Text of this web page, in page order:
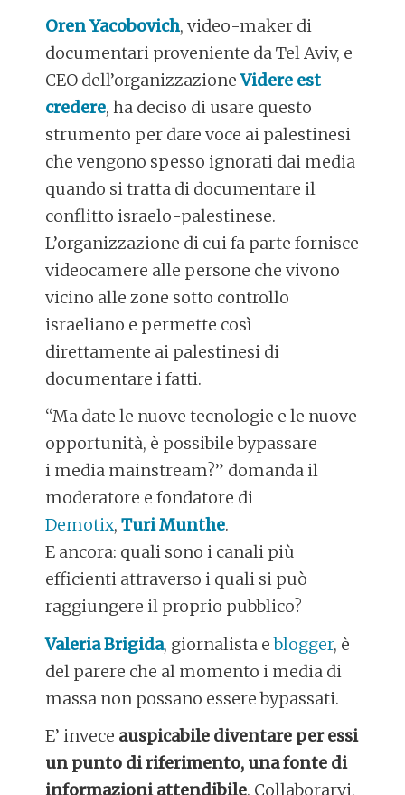
Oren Yacobovich, video-maker di
documentari proveniente da Tel Aviv, e
CEO dell’organizzazioneVidere est
credere, ha deciso di usare questo
strumento per dare voce ai palestinesi
che vengono spesso ignorati dai media
quando si tratta di documentare il
conflitto israelo-palestinese.
L’organizzazione di cui fa parte fornisce
videocamere alle persone che vivono
vicino alle zone sotto controllo
israeliano e permette così
direttamente ai palestinesi di
documentare i fatti.
“Ma date le nuove tecnologie e le nuove
opportunità, è possibile bypassare
i media mainstream?” domanda il
moderatore e fondatore di
Demotix, Turi Munthe.
E ancora: quali sono i canali più
efficienti attraverso i quali si può
raggiungere il proprio pubblico?
Valeria Brigida, giornalista eblogger, è
del parere che al momento i media di
massa non possano essere bypassati.
E’ invece auspicabile diventare per essi
un punto di riferimento, una fonte di
informazioni attendibile. Collaborarvi,